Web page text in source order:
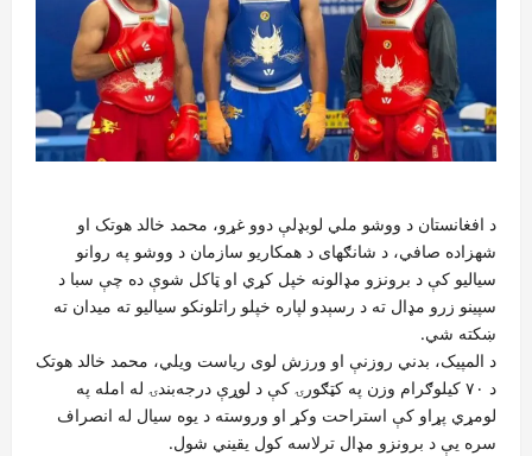
د افغانستان د ووشو ملي لوبډلې دوو غړو، محمد خالد هوتک او
شهزاده صافي، د شانګهای د همکاریو سازمان د ووشو په روانو
سیالیو کې د برونزو مډالونه خپل کړي او ټاکل شوې ده چې سبا د
سپینو زرو مډال ته د رسېدو لپاره خپلو راتلونکو سیالیو ته میدان ته
ښکته شي.
د المپیک، بدني روزنې او ورزش لوی ریاست ویلي، محمد خالد هوتک
د ۷۰ کیلوګرام وزن په کټګورۍ کې د لوړې درجه‌بندۍ له امله په
لومړي پړاو کې استراحت وکړ او وروسته د یوه سیال له انصراف
سره یې د برونزو مډال ترلاسه کول یقیني شول.